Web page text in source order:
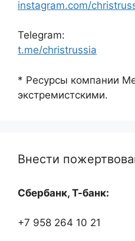
instagram.com/
Telegram:
t.me/christrussia
* Ресурсы компании
экстремистскими.
Внести
Сбербанк, Т-банк:
+7 958 264 10 21